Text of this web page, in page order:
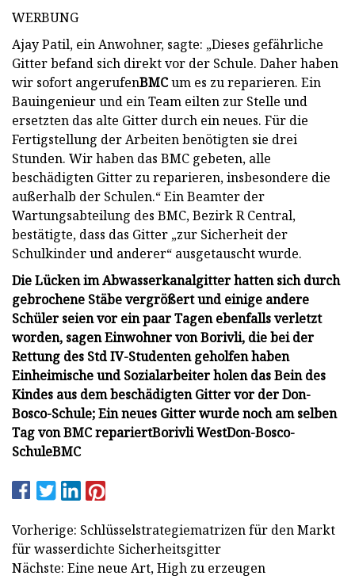
WERBUNG
Ajay Patil, ein Anwohner, sagte: „Dieses gefährliche
Gitter befand sich direkt vor der Schule. Daher haben
wir sofort angerufenBMCum es zu reparieren. Ein
Bauingenieur und ein Team eilten zur Stelle und
ersetzten das alte Gitter durch ein neues. Für die
Fertigstellung der Arbeiten benötigten sie drei
Stunden. Wir haben das BMC gebeten, alle
beschädigten Gitter zu reparieren, insbesondere die
außerhalb der Schulen.“ Ein Beamter der
Wartungsabteilung des BMC, Bezirk R Central,
bestätigte, dass das Gitter „zur Sicherheit der
Schulkinder und anderer“ ausgetauscht wurde.
Die Lücken im Abwasserkanalgitter hatten sich durch
gebrochene Stäbe vergrößert und einige andere
Schüler seien vor ein paar Tagen ebenfalls verletzt
worden, sagen Einwohner von Borivli, die bei der
Rettung des Std IV-Studenten geholfen haben
Einheimische und Sozialarbeiter holen das Bein des
Kindes aus dem beschädigten Gitter vor der Don-
Bosco-Schule; Ein neues Gitter wurde noch am selben
Tag von BMC repariertBorivli WestDon-Bosco-
SchuleBMC
Vorherige: Schlüsselstrategiematrizen für den Markt
für wasserdichte Sicherheitsgitter
Nächste: Eine neue Art, High zu erzeugen